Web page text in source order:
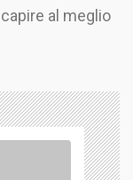
al meglio